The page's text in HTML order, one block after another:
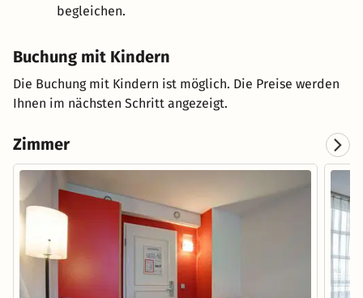
begleichen.
Buchung mit Kindern
Die Buchung mit Kindern ist möglich. Die Preise werden
Ihnen im nächsten Schritt angezeigt.
Zimmer